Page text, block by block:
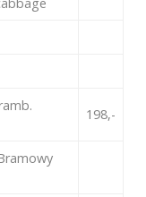
198,-